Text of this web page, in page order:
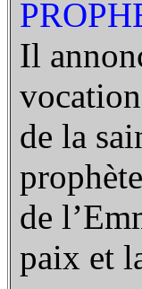
Il
de la
de
paix et